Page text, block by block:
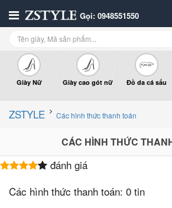
Gọi: 0948551550
Giày Nữ Giày cao gót nữ Đồ da cá sấu
ZSTYLE Các hình thức thanh toán
CÁC HÌNH THỨC
đánh giá
Các hình thức thanh toán: 0 tin